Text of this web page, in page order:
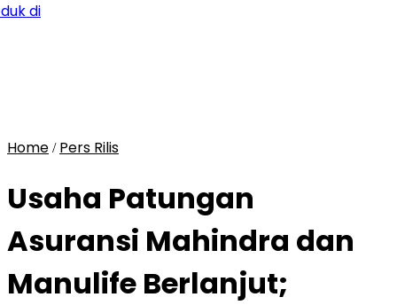
di
Home / Pers Rilis
Usaha Patungan
Asuransi Mahindra dan
Manulife Berlanjut;